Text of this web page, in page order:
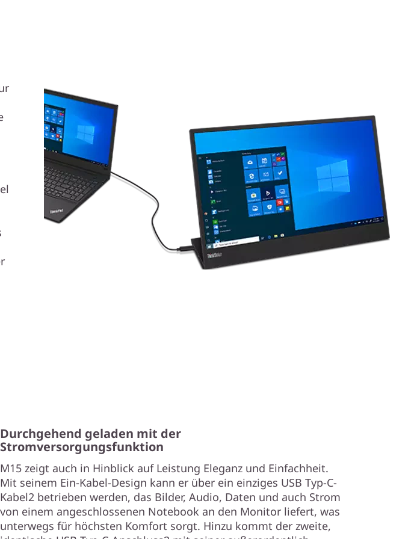
geladen werden können. Zusätzlich zu diesem praktischen Design
für die Stromversorgung können Benutzer auch Flash-Disks,
Kopfhörer oder andere kompatible USB Typ-C-Geräte2 an den
zweiten USB Typ-C-Anschluss2 des Monitors anschließen, wenn er
nicht in Gebrauch ist.